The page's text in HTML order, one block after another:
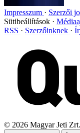
Impresszum Szerzői
Sütibeállítások
RSS
Szerzőinknek
© 2026 Magyar Jeti Zrt.